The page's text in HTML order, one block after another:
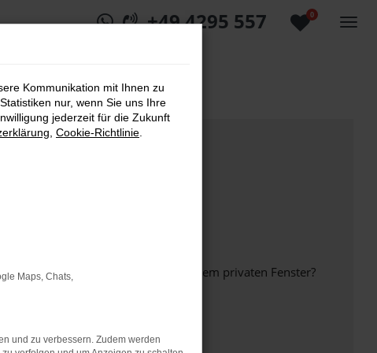
0
+49 4295 557
einem anderen Browser oder in einem privaten Fenster?
Kommunikation mit Ihnen zu
nur, wenn Sie uns Ihre
jederzeit für die Zukunft
Cookie-Richtlinie
Maps, Chats,
und zu verbessern. Zudem werden